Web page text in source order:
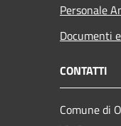
Personale
Documenti
CONTATTI
Comune di